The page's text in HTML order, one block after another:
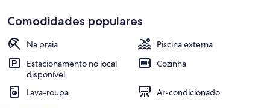
Comodidades populares
Na praia
Piscina externa
Estacionamento no local
disponível
Cozinha
Lava-roupa
Ar-condicionado